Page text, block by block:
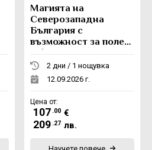
Магията на
Северозападна
България с
възможност за полет
с балон
2 дни / 1 нощувка
12.09.2026 г.
Цена от:
107 .00 €
209 .27 лв.